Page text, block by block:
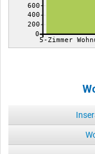
0
200
400
600
5-Zimmer